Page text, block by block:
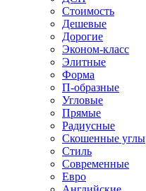
Стоимость
Дешевые
Дорогие
Эконом-класс
Элитные
Форма
П-образные
Угловые
Прямые
Радиусные
Скошенные углы
Стиль
Современные
Евро